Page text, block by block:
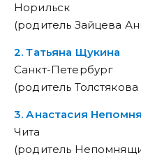
Норильск
(родитель Зайцева
2. Татьяна Щукина
Санкт-Петербург
(родитель
3. Анастасия
Чита
(родитель